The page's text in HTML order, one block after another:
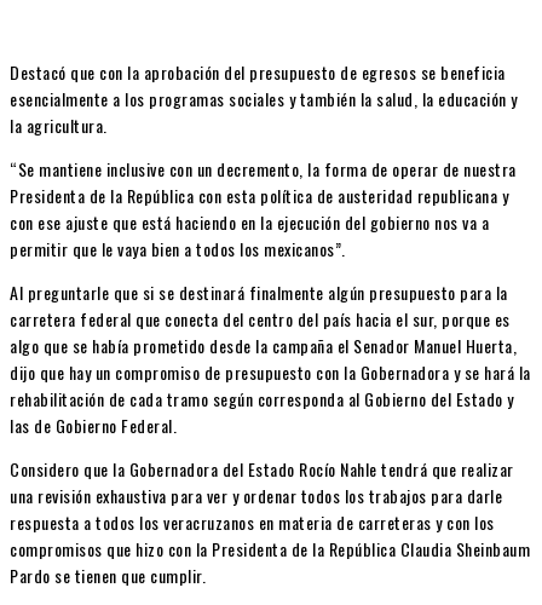
Destacó que con la aprobación del presupuesto de egresos se beneficia
esencialmente a los programas sociales y también la salud, la educación y
la agricultura.
“Se mantiene inclusive con un decremento, la forma de operar de nuestra
Presidenta de la República con esta política de austeridad republicana y
con ese ajuste que está haciendo en la ejecución del gobierno nos va a
permitir que le vaya bien a todos los mexicanos”.
Al preguntarle que si se destinará finalmente algún presupuesto para la
carretera federal que conecta del centro del país hacia el sur, porque es
algo que se había prometido desde la campaña el Senador Manuel Huerta,
dijo que hay un compromiso de presupuesto con la Gobernadora y se hará la
rehabilitación de cada tramo según corresponda al Gobierno del Estado y
las de Gobierno Federal.
Considero que la Gobernadora del Estado Rocío Nahle tendrá que realizar
una revisión exhaustiva para ver y ordenar todos los trabajos para darle
respuesta a todos los veracruzanos en materia de carreteras y con los
compromisos que hizo con la Presidenta de la República Claudia Sheinbaum
Pardo se tienen que cumplir.